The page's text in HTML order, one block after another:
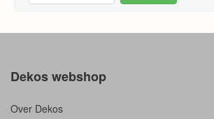
Dekos webshop
Over Dekos